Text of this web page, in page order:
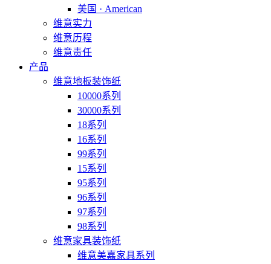
美国 · American
维意实力
维意历程
维意责任
产品
维意地板装饰纸
10000系列
30000系列
18系列
16系列
99系列
15系列
95系列
96系列
97系列
98系列
维意家具装饰纸
维意美嘉家具系列